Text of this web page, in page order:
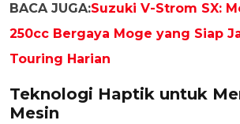
BACA JUGA:Suzuki V-Strom SX:
250cc Bergaya Moge yang Siap
Touring Harian
Teknologi Haptik untuk
Mesin